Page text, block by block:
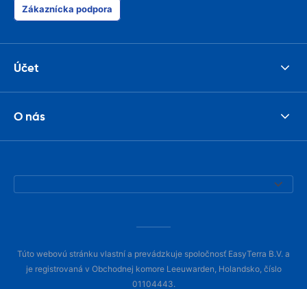
Zákaznícka podpora
Účet
O nás
Túto webovú stránku vlastní a prevádzkuje spoločnosť EasyTerra B.V. a
je registrovaná v Obchodnej komore Leeuwarden, Holandsko, číslo
01104443.